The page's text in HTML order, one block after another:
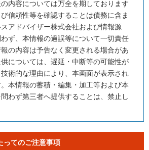
内容については万全を期しております
信頼性等を確認することは債務に含ま
アドバイザー株式会社および情報源
ず、本情報の過誤等について一切責任
の内容は予告なく変更される場合があ
については、遅延・中断等の可能性が
術的な理由により、本画面が表示され
本情報の蓄積・編集・加工等および本
わず第三者へ提供することは、禁止し
ってのご注意事項